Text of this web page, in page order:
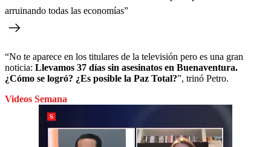
arruinando todas las economías”
“No te aparece en los titulares de la televisión pero es una gran
noticia: Llevamos 37 días sin asesinatos en Buenaventura.
¿Cómo se logró? ¿Es posible la Paz Total?”, trinó Petro.
Videos Semana